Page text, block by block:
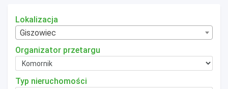
Lokalizacja
Giszowiec
Organizator przetargu
Typ nieruchomości